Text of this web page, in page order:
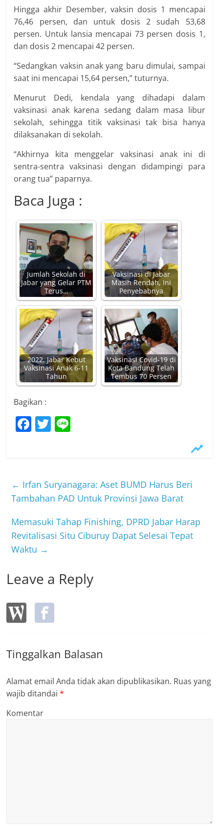
Hingga akhir Desember, vaksin dosis 1 mencapai
76,46 persen, dan untuk dosis 2 sudah 53,68
persen. Untuk lansia mencapai 73 persen dosis 1,
dan dosis 2 mencapai 42 persen.
“Sedangkan vaksin anak yang baru dimulai, sampai
saat ini mencapai 15,64 persen,” tuturnya.
Menurut Dedi, kendala yang dihadapi dalam
vaksinasi anak karena sedang dalam masa libur
sekolah, sehingga titik vaksinasi tak bisa hanya
dilaksanakan di sekolah.
“Akhirnya kita menggelar vaksinasi anak ini di
sentra-sentra vaksinasi dengan didampingi para
orang tua” paparnya.
Baca Juga :
Jumlah Sekolah di
Jabar yang Gelar PTM
Terus…
Vaksinasi di Jabar
Masih Rendah, Ini
Penyebabnya
2022, Jabar Kebut
Vaksinasi Anak 6-11
Tahun
Vaksinasi Covid-19 di
Kota Bandung Telah
Tembus 70 Persen
Bagikan :
F
b
o
o
k
T
← Irfan Suryanagara: Aset BUMD Harus Beri
Tambahan PAD Untuk Provinsi Jawa Barat
Memasuki Tahap Finishing, DPRD Jabar Harap
Revitalisasi Situ Ciburuy Dapat Selesai Tepat
Waktu →
Leave a Reply
Tinggalkan Balasan
Alamat email Anda tidak akan dipublikasikan. Ruas yang
wajib ditandai*
Komentar